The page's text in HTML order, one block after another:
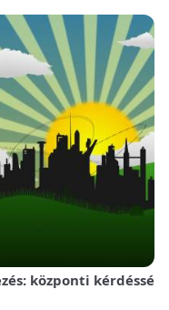
központi kérdéssé